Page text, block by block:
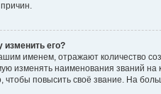
изменить его?
именем, отражают количество
изменять наименования званий
чтобы повысить своё звание. На